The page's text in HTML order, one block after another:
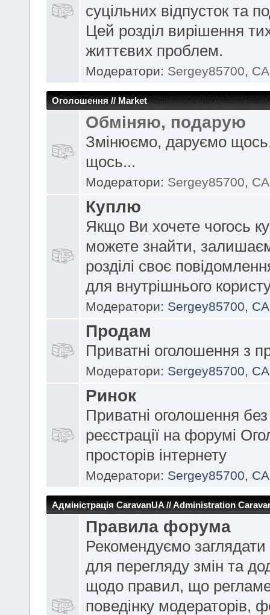
суцільних відпусток та
Цей розділ вирішення
життєвих проблем.
Модератори: Sergey85700,
Оголошення // Market
Обміняю, подарую
Змінюємо, даруємо
щось...
Модератори: Sergey85700,
Куплю
Якщо Ви хочете чогось
можете знайти,
розділі своє
для внутрішнього
Модератори: Sergey85700,
Продам
Приватні оголошення з
Модератори: Sergey85700,
Ринок
Приватні оголошення без
реєстрації на форумі
просторів інтернету
Модератори: Sergey85700,
Адміністрація CaravanUA // Administration
Правила форума
Рекомендуємо заглядати
для перегляду змін та
щодо правил, що
поведінку модераторів,